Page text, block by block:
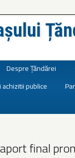
Despre Țăndărei
achizitii publice
final